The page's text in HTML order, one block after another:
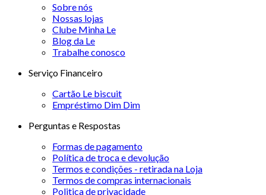
Sobre nós
Nossas lojas
Clube Minha Le
Blog da Le
Trabalhe conosco
Serviço Financeiro
Cartão Le biscuit
Empréstimo Dim Dim
Perguntas e Respostas
Formas de pagamento
Política de troca e devolução
Termos e condições - retirada na Loja
Termos de compras internacionais
Politica de privacidade